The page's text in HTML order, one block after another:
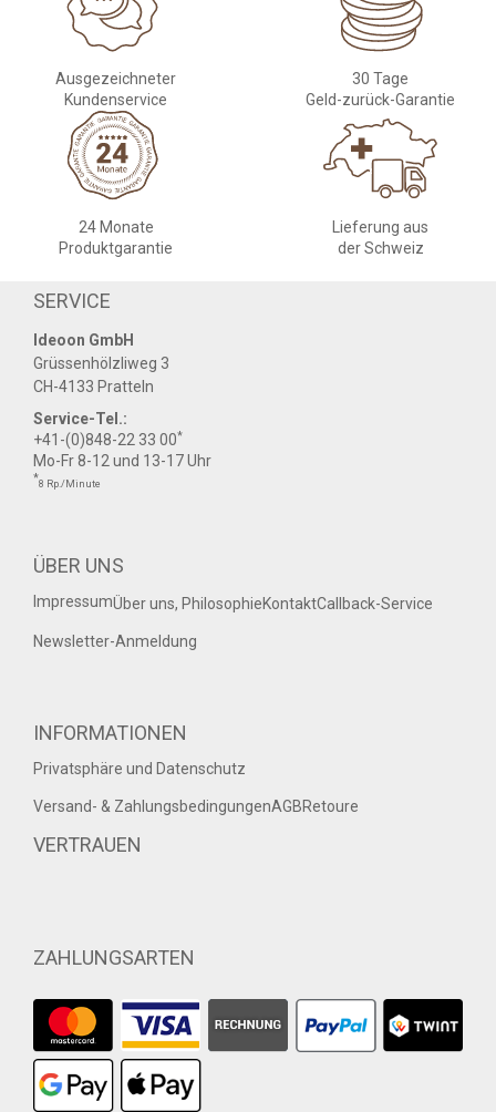
Ausgezeichneter
Kundenservice
30 Tage
Geld-zurück-Garantie
24 Monate
Produktgarantie
Lieferung aus
der Schweiz
SERVICE
Ideoon GmbH
Grüssenhölzliweg 3
CH-4133 Pratteln
Service-Tel.:
+41-(0)848-22 33 00*
Mo-Fr 8-12 und 13-17 Uhr
*8 Rp./Minute
ÜBER UNS
ImpressumÜber uns, PhilosophieKontaktCallback-Service
Newsletter-Anmeldung
INFORMATIONEN
Privatsphäre und Datenschutz
Versand- & ZahlungsbedingungenAGBRetoure
VERTRAUEN
ZAHLUNGSARTEN